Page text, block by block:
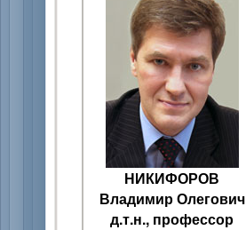
НИКИФОРОВ
Владимир Олегович
д.т.н., профессор